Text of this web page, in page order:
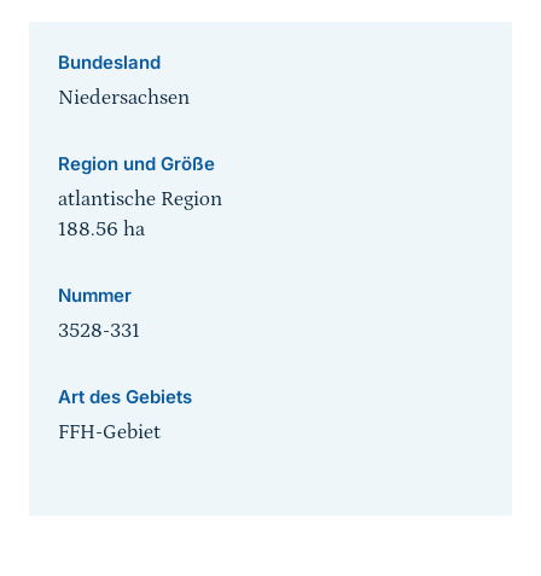
Bundesland
Niedersachsen
Region und Größe
atlantische Region
188.56 ha
Nummer
3528-331
Art des Gebiets
FFH-Gebiet